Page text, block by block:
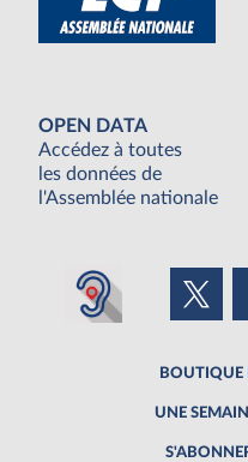
OPEN DATA
Accédez à toutes
les données de
l'Assemblée nationale
BOUTIQUE
UNE